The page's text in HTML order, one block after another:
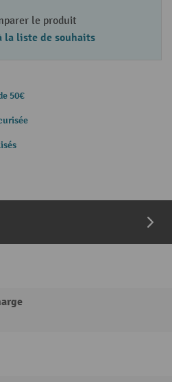
le produit
la liste de souhaits
50€